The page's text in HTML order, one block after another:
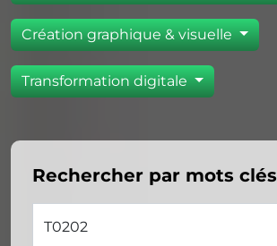
Création graphique & visuelle
Transformation digitale
Rechercher par mots clés